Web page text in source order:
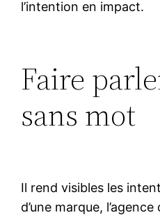
l’intention en impact.
Faire
sans mot
Il rend visibles les
d’une marque,